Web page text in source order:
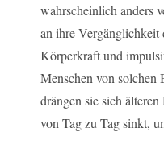
wahrscheinlich anders
an ihre Vergänglichkeit
Körperkraft und
Menschen von solchen
drängen sie sich
von Tag zu Tag sinkt,